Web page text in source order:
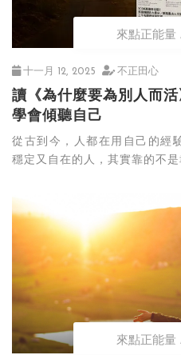
來點正能量
十一月 12, 2025 不正田心
讀《為什麼要為別人而
學會傾聽自己
從古到今，人都在用自己的經
穩定又自在的人，其實靠的不
來點正能量